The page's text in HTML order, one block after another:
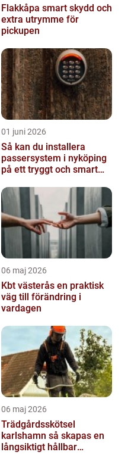
Flakkåpa smart skydd och
extra utrymme för
pickupen
01 juni 2026
Så kan du installera
passersystem i nyköping
på ett tryggt och smart
06 maj 2026
Kbt västerås en praktisk
väg till förändring i
vardagen
06 maj 2026
Trädgårdsskötsel
karlshamn så skapas en
långsiktigt hållbar